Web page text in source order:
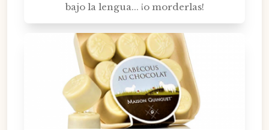
bajo la lengua... ¡o morderlas!